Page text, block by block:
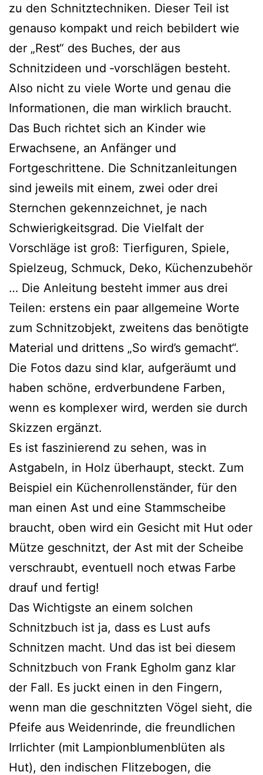
zu den Schnitztechniken. Dieser Teil ist
genau­so kom­pakt und reich bebil­dert wie
der „Rest“ des Buches, der aus
Schnitzideen und ‑vor­schlä­gen besteht.
Also nicht zu vie­le Worte und genau die
Informationen, die man wirk­lich braucht.
Das Buch rich­tet sich an Kinder wie
Erwachsene, an Anfänger und
Fortgeschrittene. Die Schnitzanleitungen
sind jeweils mit einem, zwei oder drei
Sternchen gekenn­zeich­net, je nach
Schwierigkeitsgrad. Die Vielfalt der
Vorschläge ist groß: Tierfiguren, Spiele,
Spielzeug, Schmuck, Deko, Küchenzubehör
… Die Anleitung besteht immer aus drei
Teilen: ers­tens ein paar all­ge­mei­ne Worte
zum Schnitzobjekt, zwei­tens das benö­tig­te
Material und drit­tens „So wird’s gemacht“.
Die Fotos dazu sind klar, auf­ge­räumt und
haben schö­ne, erd­ver­bun­de­ne Farben,
wenn es kom­ple­xer wird, wer­den sie durch
Skizzen ergänzt.
Es ist fas­zi­nie­rend zu sehen, was in
Astgabeln, in Holz über­haupt, steckt. Zum
Beispiel ein Küchenrollenständer, für den
man einen Ast und eine Stammscheibe
braucht, oben wird ein Gesicht mit Hut oder
Mütze geschnitzt, der Ast mit der Scheibe
ver­schraubt, even­tu­ell noch etwas Farbe
drauf und fertig!
Das Wichtigste an einem sol­chen
Schnitzbuch ist ja, dass es Lust aufs
Schnitzen macht. Und das ist bei die­sem
Schnitzbuch von Frank Egholm ganz klar
der Fall. Es juckt einen in den Fingern,
wenn man die geschnitz­ten Vögel sieht, die
Pfeife aus Weidenrinde, die freund­li­chen
Irrlichter (mit Lampionblumenblüten als
Hut), den indi­schen Flitzebogen, die